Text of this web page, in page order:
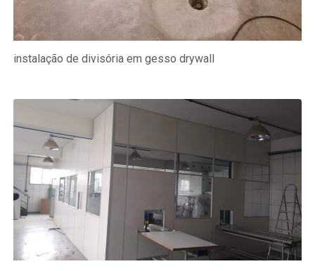
instalação de divisória em gesso drywall